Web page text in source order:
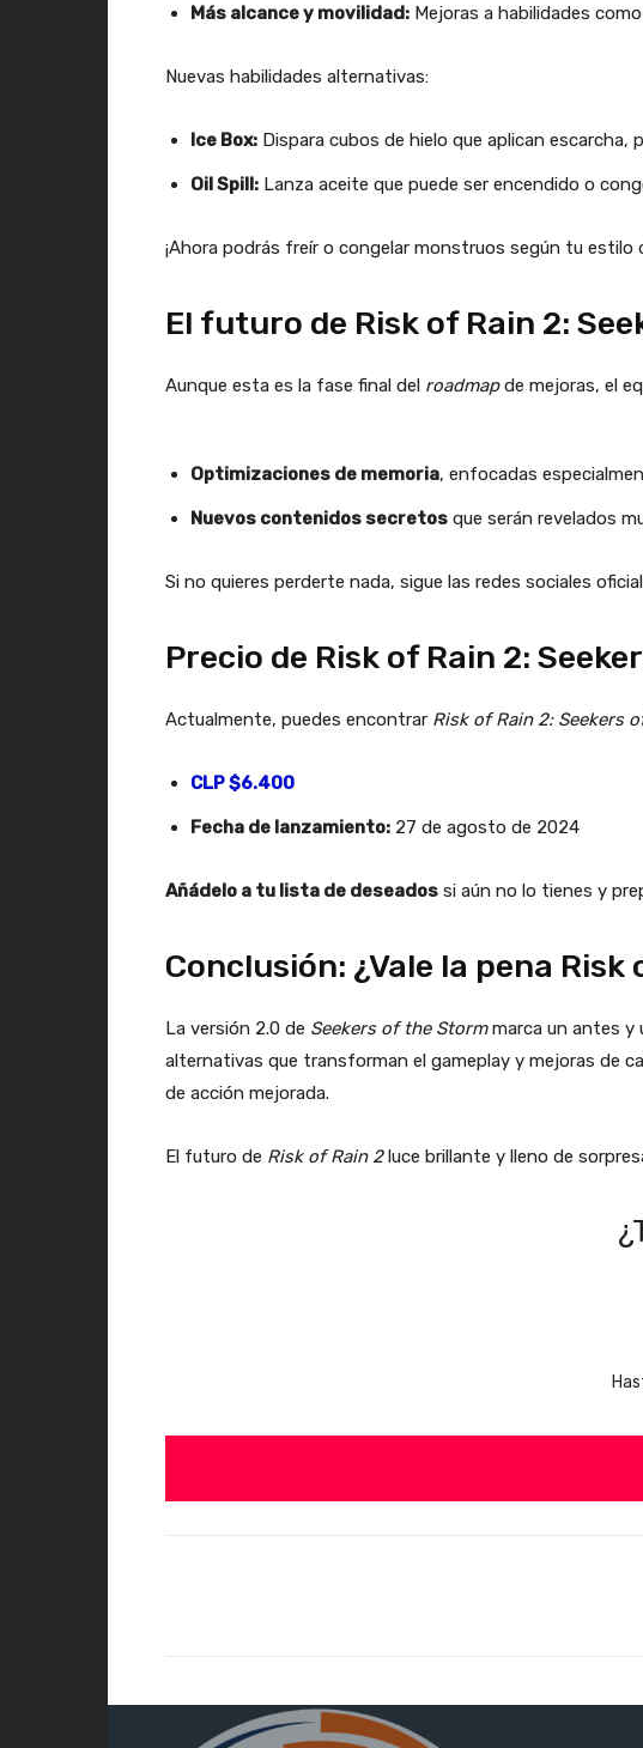
Más alcance y movilidad: Mejoras a habilidades como
Nuevas habilidades alternativas:
Ice Box: Dispara cubos de hielo que aplican
Oil Spill: Lanza aceite que puede ser encendido o
¡Ahora podrás freír o congelar monstruos según tu estilo
El futuro de Risk of Rain 2:
Aunque esta es la fase final del roadmapde mejoras, el
Optimizaciones de memoria, enfocadas
Nuevos contenidos secretos que serán revelados
Si no quieres perderte nada, sigue las redes sociales
Precio de Risk of Rain 2:
Actualmente, puedes encontrar Risk of Rain 2: Seekers
CLP $6.400
Fecha de lanzamiento: 27 de agosto de 2024
Añádelo a tu lista de deseados si aún no lo tienes y
Conclusión: ¿Vale la pena
La versión 2.0 de Seekers of the Stormmarca un antes y
alternativas que transforman el gameplay y mejoras de
de acción mejorada.
El futuro de Risk of Rain 2luce brillante y lleno de